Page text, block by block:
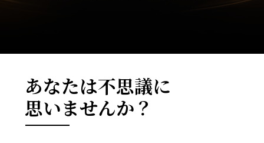
あなたは不思議に
思いませんか？